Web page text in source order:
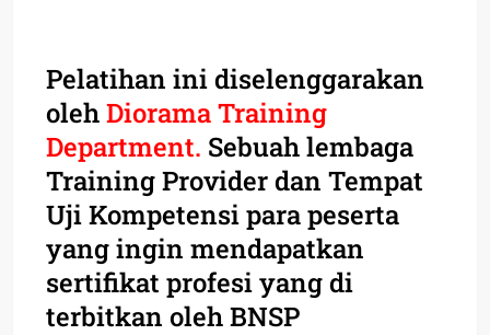
Pelatihan ini diselenggarakan
olehDiorama Training
Department. Sebuah lembaga
Training Provider dan Tempat
Uji Kompetensi para peserta
yang ingin mendapatkan
sertifikat profesi yang di
terbitkan oleh BNSP